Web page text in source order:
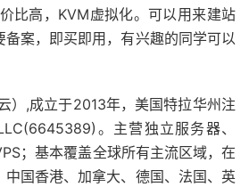
比高，KVM虚拟化。可以用来建站
案，即买即用，有兴趣的同学可以
）,成立于2013年，美国特拉华州注
。主营独立服务器、
；基本覆盖全球所有主流区域，在
中国香港、加拿大、德国、法国、英